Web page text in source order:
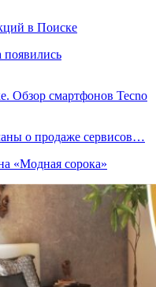
в Поиске
появились
Обзор смартфонов Tecno
о продаже сервисов…
«Модная сорока»